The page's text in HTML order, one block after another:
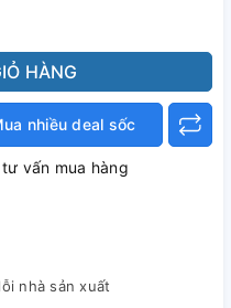
HÀNG
nhiều deal sốc
vấn mua hàng
nhà sản xuất